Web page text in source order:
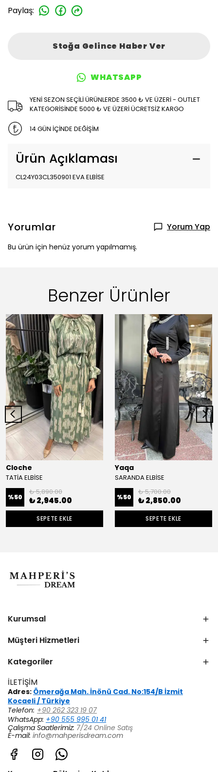
Paylaş:
Stoğa Gelince Haber Ver
WHATSAPP
YENİ SEZON SEÇİLİ ÜRÜNLERDE 3500 ₺ VE ÜZERİ - OUTLET
KATEGORİSİNDE 5000 ₺ VE ÜZERİ ÜCRETSİZ KARGO
14 GÜN İÇİNDE DEĞİŞİM
Ürün Açıklaması
CL24Y03CL350901 EVA ELBİSE
Yorumlar Yorum Yap
Bu ürün için henüz yorum yapılmamış.
Benzer Ürünler
Cloche
TATİA ELBİSE
%50
₺ 5,890.00
₺ 2,945.00
SEPETE EKLE
Yaqa
SARANDA ELBİSE
%50
₺ 5,700.00
₺ 2,850.00
SEPETE EKLE
Kurumsal
Müşteri Hizmetleri
Kategoriler
İLETİŞİM
Adres: Ömerağa Mah. İnönü Cad. No:154/B İzmit
Kocaeli / Türkiye
Telefon: +90 262 323 19 07
WhatsApp: +90 555 995 01 41
Çalışma Saatlerimiz: 7/24 Online Satış
E-mail: info@mahperisdream.com